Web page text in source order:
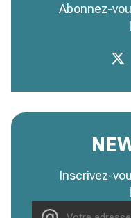
Abonnez-
Inscrivez-